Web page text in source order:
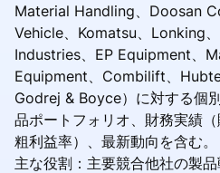
Material Handling、Doosan
Vehicle、Komatsu、Lonking
Industries、EP Equipment、
Equipment、Combilift、
Godrej & Boyce）に対する個
品ポートフォリオ、財務実績（
粗利益率）、最新動向を含む。
主な役割：主要競合他社の製